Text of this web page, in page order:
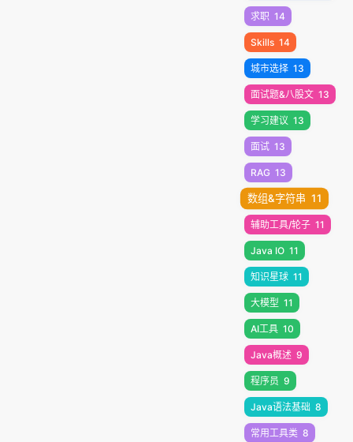
求职 14
Skills 14
城市选择 13
面试题&八股文 13
学习建议 13
面试 13
RAG 13
数组&字符串 11
辅助工具/轮子 11
Java IO 11
知识星球 11
大模型 11
AI工具 10
Java概述 9
程序员 9
Java语法基础 8
常用工具类 8